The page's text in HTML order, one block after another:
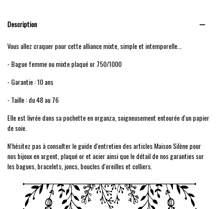
Description
Vous allez craquer pour cette alliance mixte, simple et intemporelle...
- Bague femme ou mixte plaqué or 750/1000
- Garantie : 10 ans
- Taille : du 48 au 76
Elle est livrée dans sa pochette en organza, soigneusement entourée d'un papier
de soie.
N’hésitez pas à consulter le guide d'entretien des articles Maison Silène pour
nos bijoux en argent, plaqué or et acier ainsi que le détail de nos garanties sur
les bagues, bracelets, joncs, boucles d'oreilles et colliers.